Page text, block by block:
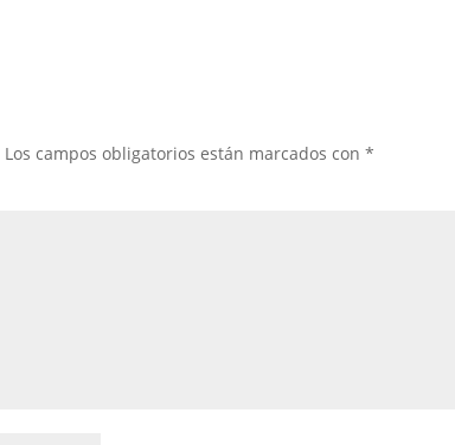
Los campos obligatorios están marcados con*